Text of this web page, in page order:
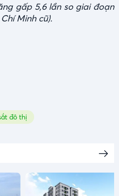
gấp 5,6 lần so giai đoạn
Minh cũ).
đô thị